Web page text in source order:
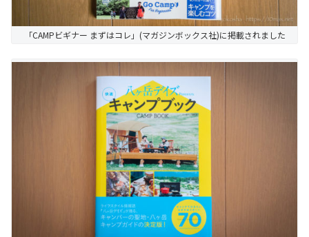
「CAMPビギナー まずはコレ」(マガジンボックス社)に掲載されました